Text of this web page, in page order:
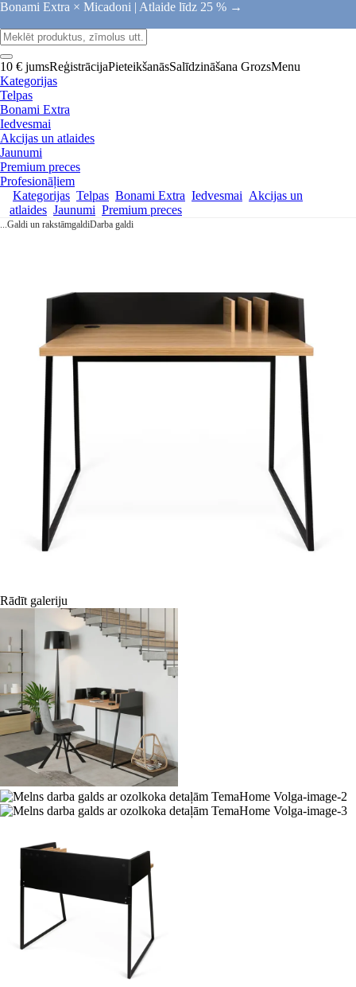
Bonami Extra × Micadoni | Atlaide līdz 25 % →
10 € jumsReģistrācijaPieteikšanāsSalīdzināšana GrozsMenu
Kategorijas
Telpas
Bonami Extra
Iedvesmai
Akcijas un atlaides
Jaunumi
Premium preces
Profesionāļiem
Kategorijas Telpas Bonami Extra Iedvesmai Akcijas un
atlaides Jaunumi Premium preces
...Galdi un rakstāmgaldiDarba galdi
Rādīt galeriju